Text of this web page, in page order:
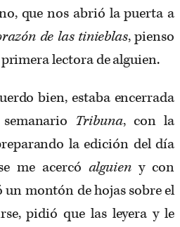
que nos abrió la puerta a
de las tinieblas, pienso
lectora de alguien.
bien, estaba encerrada
Tribuna, con la
la edición del día
me acercó alguien y con
montón de hojas sobre el
pidió que las leyera y le